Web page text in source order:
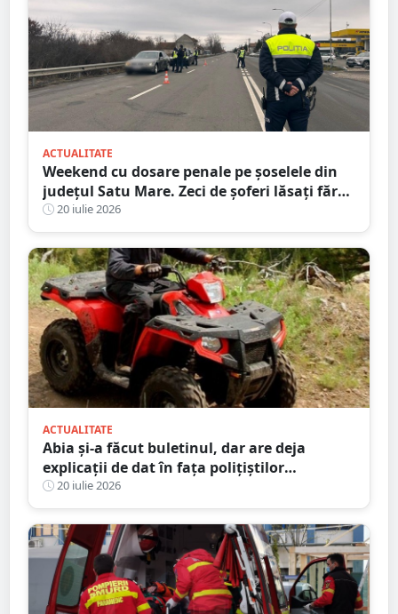
ACTUALITATE
Weekend cu dosare penale pe șoselele din
județul Satu Mare. Zeci de șoferi lăsați fără
permise
20 iulie 2026
ACTUALITATE
Abia și-a făcut buletinul, dar are deja
explicații de dat în fața polițiștilor
sătmăreni. Totul după o ”aventură” cu ATV-
ul pe străzile din sat
20 iulie 2026